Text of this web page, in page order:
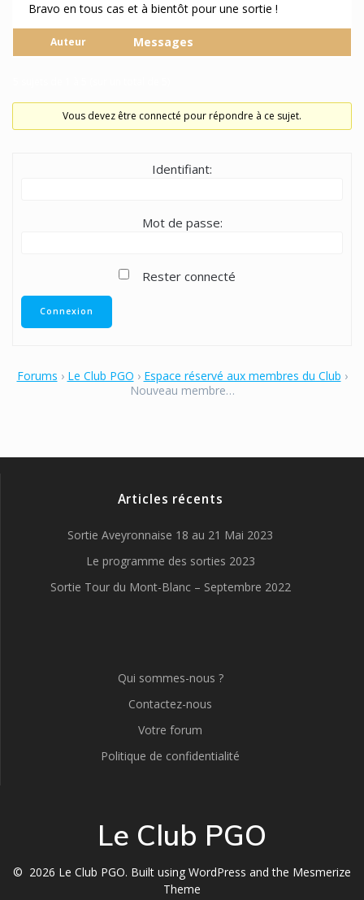
Bravo en tous cas et à bientôt pour une sortie !
Auteur Messages
Vous devez être connecté pour répondre à ce sujet.
Identifiant:
Mot de passe:
Rester connecté
Connexion
Forums › Le Club PGO › Espace réservé aux membres du Club ›
Nouveau membre…
Articles récents
Sortie Aveyronnaise 18 au 21 Mai 2023
Le programme des sorties 2023
Sortie Tour du Mont-Blanc – Septembre 2022
Qui sommes-nous ?
Contactez-nous
Votre forum
Politique de confidentialité
Le Club PGO
© 2026 Le Club PGO. Built using WordPress and the Mesmerize
Theme